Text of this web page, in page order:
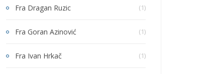
Fra Dragan Ruzic (1)
Fra Goran Azinović (1)
Fra Ivan Hrkač (1)